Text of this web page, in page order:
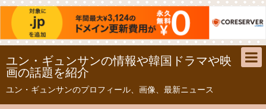
ユン・ギュンサンの情報や韓国ドラマや映
画の話題を紹介
ユン・ギュンサンのプロフィール、画像、最新ニュース